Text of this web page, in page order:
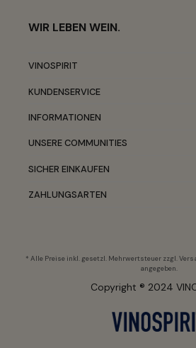
WIR LEBEN WEIN.
VINOSPIRIT
KUNDENSERVICE
INFORMATIONEN
UNSERE COMMUNITIES
SICHER EINKAUFEN
ZAHLUNGSARTEN
* Alle Preise inkl. gesetzl. Mehrwertsteuer zzgl.
angegeben.
Copyright ® 2024